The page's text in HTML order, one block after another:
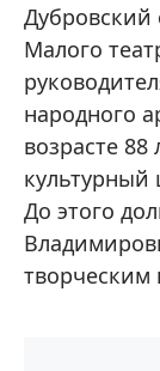
Дубровский
Малого
народного
возрасте 88
культурный
До этого
творческим